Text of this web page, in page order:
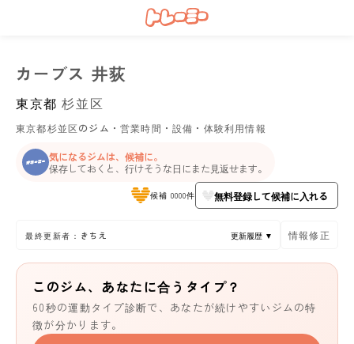
カーブス 井荻
東京都 杉並区
東京都杉並区のジム・営業時間・設備・体験利用情報
気になるジムは、候補に。
保存しておくと、行けそうな日にまた見返せます。
候補 0000件 無料登録して候補に入れる
最終更新者：きちえ 更新履歴 ▼ 情報修正
このジム、あなたに合うタイプ？
60秒の運動タイプ診断で、あなたが続けやすいジムの特
徴が分かります。